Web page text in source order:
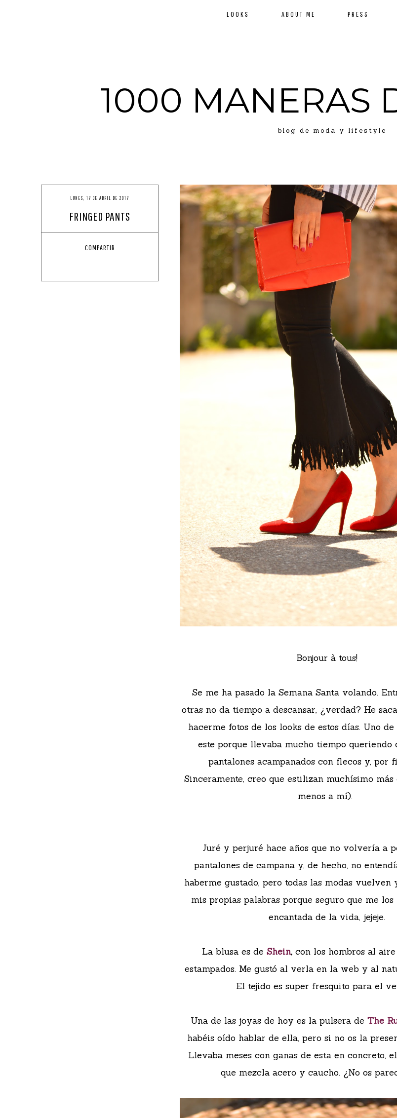
1000 MANERAS
blog de moda y lifestyle
LOOKS ABOUT ME PRESS
LUNES, 17 DE ABRIL DE 2017
FRINGED PANTS
COMPARTIR
Bonjour à tous!
Se me ha pasado la Semana Santa volando.
otras no da tiempo a descansar, ¿verdad? He
hacerme fotos de los looks de estos días. Uno
este porque llevaba mucho tiempo queriendo
pantalones acampanados con flecos y, por
Sinceramente, creo que estilizan muchísimo
menos a mí).
Juré y perjuré hace años que no volvería a
pantalones de campana y, de hecho, no
haberme gustado, pero todas las modas
mis propias palabras porque seguro que me
encantada de la vida, jejeje.
La blusa es deShein,con los hombros al
estampados. Me gustó al verla en la web y al
El tejido es super fresquito para el
Una de las joyas de hoy es la pulsera deThe
habéis oído hablar de ella, pero si no os la
Llevaba meses con ganas de esta en concreto,
que mezcla acero y caucho. ¿No os